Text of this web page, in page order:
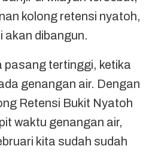
kolong retensi nyatoh,
akan dibangun.
pasang tertinggi, ketika
genangan air. Dengan
Retensi Bukit Nyatoh
waktu genangan air,
kita sudah sudah